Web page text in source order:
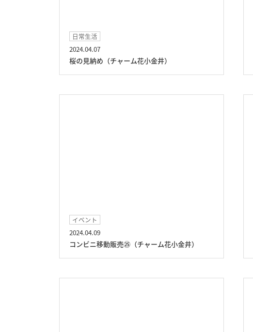
日常生活
2024.04.07
桜の見納め（チャーム花小金井）
イベント
2024.04.09
コンビニ移動販売㉕（チャーム花小金井）